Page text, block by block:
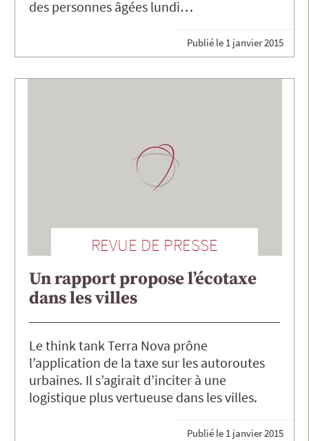
des personnes âgées lundi…
Publié le 1 janvier 2015
REVUE DE PRESSE
Un rapport propose l’écotaxe
dans les villes
Le think tank Terra Nova prône
l’application de la taxe sur les autoroutes
urbaines. Il s’agirait d’inciter à une
logistique plus vertueuse dans les villes.
Publié le 1 janvier 2015